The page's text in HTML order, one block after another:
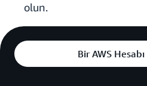
olun.
Bir AWS